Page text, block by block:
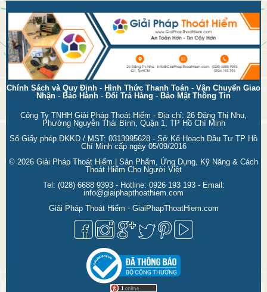
Chính Sách và Quy Định - Hình Thức Thanh Toán - Vận Chuyển Giao
Nhận - Bảo Hành - Đổi Trả Hàng - Bảo Mật Thông Tin
Công Ty TNHH Giải Pháp Thoát Hiểm - Địa chỉ: 26 Đặng Thị Nhu,
Phường Nguyễn Thái Bình, Quận 1, TP Hồ Chí Minh
Số Giấy phép ĐKKD / MST: 0313995628 - Sở Kế Hoạch Đầu Tư TP Hồ
Chí Minh cấp ngày 05/09/2016
© 2026 Giải Pháp Thoát Hiểm | Sản Phẩm, Ứng Dụng, Kỹ Năng & Cách
Thoát Hiểm Cho Người Việt
Tel: (028) 6688 9393- Hotline: 0926 193 193- Email:
info@giaiphapthoathiem.com
Giải Pháp Thoát Hiểm - GiaiPhapThoatHiem.com